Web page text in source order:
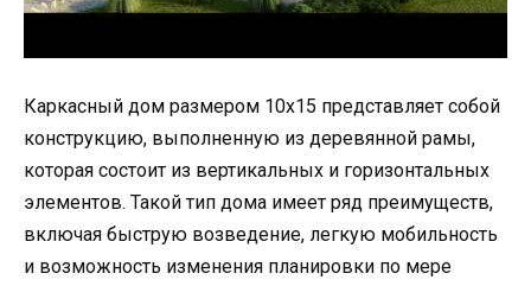
Каркасный дом размером 10х15 представляет собой
конструкцию, выполненную из деревянной рамы,
которая состоит из вертикальных и горизонтальных
элементов. Такой тип дома имеет ряд преимуществ,
включая быструю возведение, легкую мобильность
и возможность изменения планировки по мере